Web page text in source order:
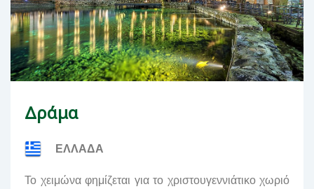
Δράμα
ΕΛΛΑΔΑ
Το χειμώνα φημίζεται για το χριστουγεννιάτικο χωριό